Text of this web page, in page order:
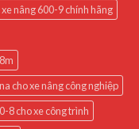
xe nâng 600-9 chính hãng
cho xe nâng công nghiệp
8 cho xe công trình